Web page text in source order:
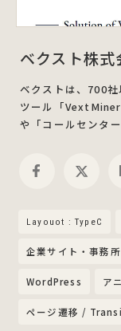
ベクスト株式
ベクストは、700
ツール「VextMiner
や「コールセンタ
Layouot : TypeC
企業サイト・事務
WordPress ア
ページ遷移 /